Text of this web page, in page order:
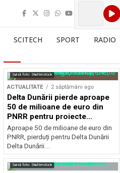
SCITECH SPORT RADIO
Sursă foto: Shutterstock
ACTUALITATE 2 săptămâni ago
Delta Dunării pierde aproape
50 de milioane de euro din
PNRR pentru proiecte
esențiale
Aproape 50 de milioane de euro din
PNRR, pierduți pentru Delta Dunării
Delta Dunării...
Sursă foto: Shutterstock